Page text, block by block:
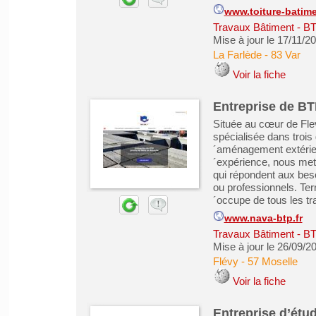
www.toiture-
Travaux Bâtiment -
Mise à jour le 17/11/
La Farlède- 83 Var
Voir la fiche
Entreprise de
Située au cœur de
spécialisée dans trois
´aménagement
´expérience, nous
qui répondent aux
ou professionnels.
´occupe de tous les
www.nava-btp.fr
Travaux Bâtiment -
Mise à jour le 26/09/
Flévy- 57 Moselle
Voir la fiche
Entreprise